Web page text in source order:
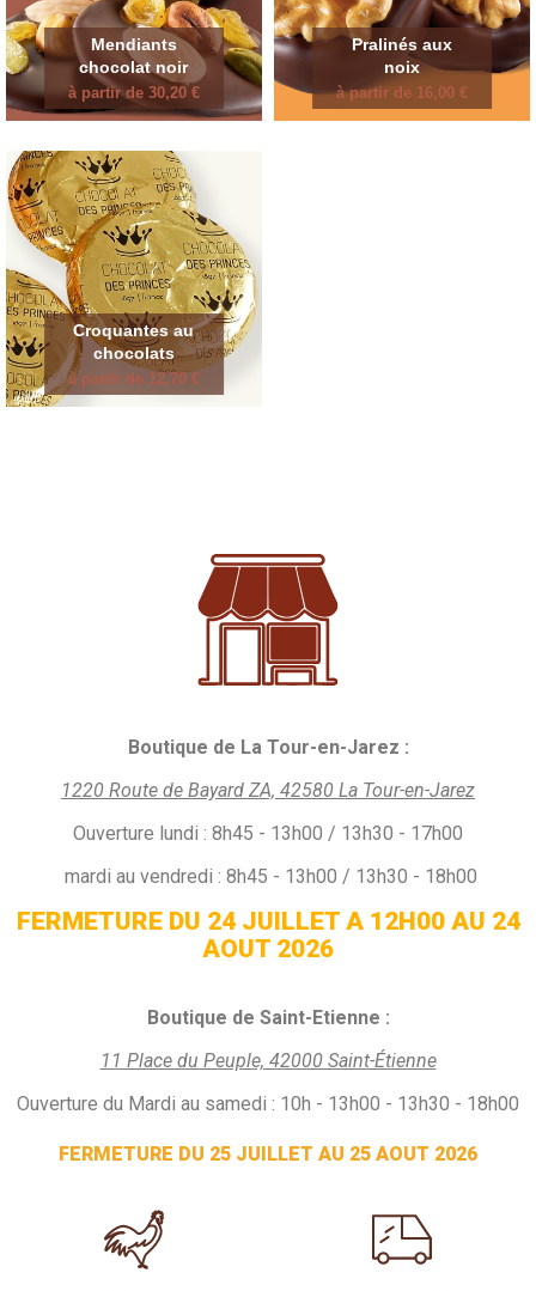
Mendiants
chocolat noir
à partir de 30,20 €
Pralinés aux
noix
à partir de 16,00 €
Croquantes au
chocolats
à partir de 12,70 €
Boutique de La Tour-en-Jarez :
1220 Route de Bayard ZA, 42580 La Tour-en-Jarez
Ouverture lundi : 8h45 - 13h00 / 13h30 - 17h00
mardi au vendredi : 8h45 - 13h00 / 13h30 - 18h00
FERMETURE DU 24 JUILLET A 12H00 AU 24
AOUT 2026
Boutique de Saint-Etienne :
11 Place du Peuple, 42000 Saint-Étienne
Ouverture du Mardi au samedi : 10h - 13h00 - 13h30 - 18h00
FERMETURE DU 25 JUILLET AU 25 AOUT 2026